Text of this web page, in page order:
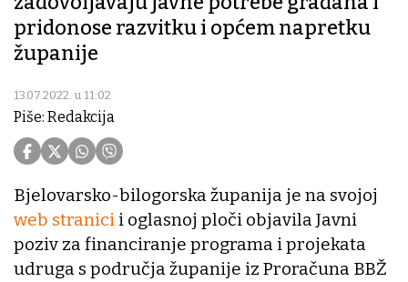
pridonose razvitku i općem napretku
županije
13.07.2022. u 11:02
Piše: Redakcija
Bjelovarsko-bilogorska županija je na svojoj
web stranicii oglasnoj ploči objavila Javni
poziv za financiranje programa i projekata
udruga s područja županije iz Proračuna BBŽ